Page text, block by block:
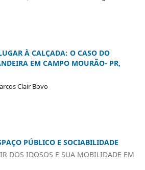
À CALÇADA: O CASO DO
EM CAMPO MOURÃO- PR,
Clair Bovo
PÚBLICO E SOCIABILIDADE
DOS IDOSOS E SUA MOBILIDADE EM